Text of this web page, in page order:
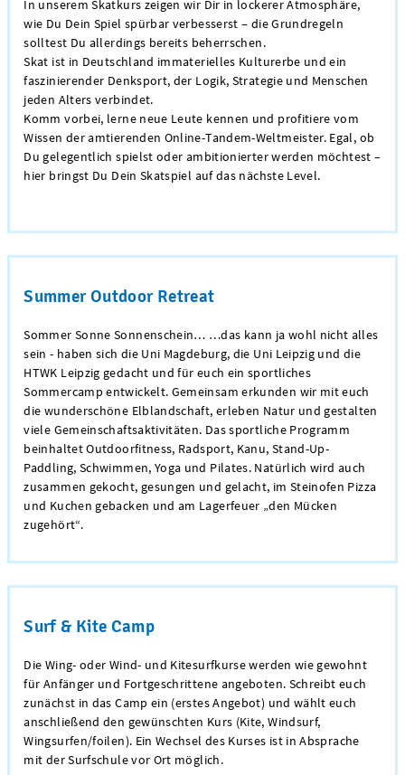
In unserem Skatkurs zeigen wir Dir in lockerer Atmosphäre,
wie Du Dein Spiel spürbar verbesserst – die Grundregeln
solltest Du allerdings bereits beherrschen.
Skat ist in Deutschland immaterielles Kulturerbe und ein
faszinierender Denksport, der Logik, Strategie und Menschen
jeden Alters verbindet.
Komm vorbei, lerne neue Leute kennen und profitiere vom
Wissen der amtierenden Online-Tandem-Weltmeister. Egal, ob
Du gelegentlich spielst oder ambitionierter werden möchtest –
hier bringst Du Dein Skatspiel auf das nächste Level.
Summer Outdoor Retreat
Sommer Sonne Sonnenschein… …das kann ja wohl nicht alles
sein - haben sich die Uni Magdeburg, die Uni Leipzig und die
HTWK Leipzig gedacht und für euch ein sportliches
Sommercamp entwickelt. Gemeinsam erkunden wir mit euch
die wunderschöne Elblandschaft, erleben Natur und gestalten
viele Gemeinschaftsaktivitäten. Das sportliche Programm
beinhaltet Outdoorfitness, Radsport, Kanu, Stand-Up-
Paddling, Schwimmen, Yoga und Pilates. Natürlich wird auch
zusammen gekocht, gesungen und gelacht, im Steinofen Pizza
und Kuchen gebacken und am Lagerfeuer „den Mücken
zugehört“.
Surf & Kite Camp
Die Wing- oder Wind- und Kitesurfkurse werden wie gewohnt
für Anfänger und Fortgeschrittene angeboten. Schreibt euch
zunächst in das Camp ein (erstes Angebot) und wählt euch
anschließend den gewünschten Kurs (Kite, Windsurf,
Wingsurfen/foilen). Ein Wechsel des Kurses ist in Absprache
mit der Surfschule vor Ort möglich.